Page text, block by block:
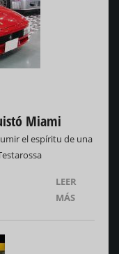
Miami
el espíritu de una
LEER
MÁS